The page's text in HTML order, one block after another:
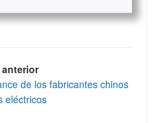
de los fabricantes chinos
eléctricos